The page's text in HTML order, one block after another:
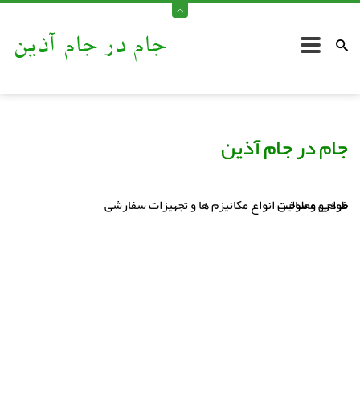
جام در جام آذین
خودرو معلولین
جام در جام آذین
طراحی و ساخت انواع مکانیزم ها و تجهیزات سفارشی